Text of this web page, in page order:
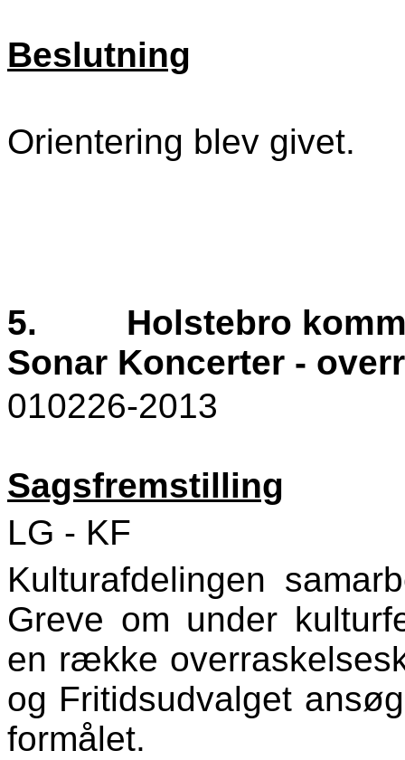
Beslutning
Orientering blev givet.
5.
Holstebro
Sonar Koncerter -
010226-2013
Sagsfremstilling
LG - KF
Kulturafdelingen
Greve om under
en række
og Fritidsudvalget
formålet.